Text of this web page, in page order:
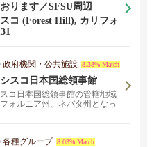
ります／SFSU周辺
コ (Forest Hill), カリフォ
/政府機関・公共施設 8.38% Match
スコ日本国総領事館
コ日本国総領事館の管轄地域
ォルニア州、ネバタ州となっ
/各種グループ 8.03% Match